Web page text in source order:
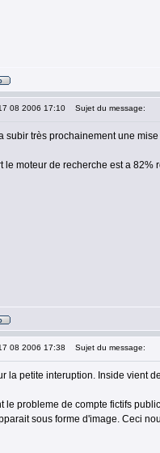
08 2006 17:10 Sujet du message:
subir très prochainement une
le moteur de recherche est a
08 2006 17:38 Sujet du message:
la petite interuption. Inside vient
le probleme de compte fictifs
sous forme d'image. Ceci